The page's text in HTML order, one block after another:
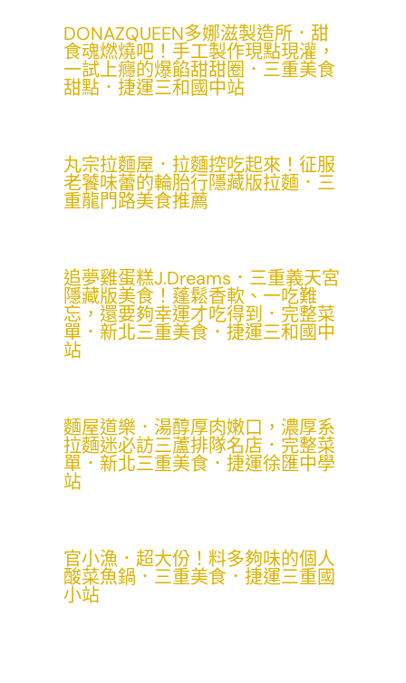
DONAZQUEEN多娜滋製造所．甜
食魂燃燒吧！手工製作現點現灌，
一試上癮的爆餡甜甜圈．三重美食
甜點．捷運三和國中站
丸宗拉麵屋．拉麵控吃起來！征服
老饕味蕾的輪胎行隱藏版拉麵．三
重龍門路美食推薦
追夢雞蛋糕J.Dreams．三重義天宮
隱藏版美食！蓬鬆香軟、一吃難
忘，還要夠幸運才吃得到．完整菜
單．新北三重美食．捷運三和國中
站
麵屋道樂．湯醇厚肉嫩口，濃厚系
拉麵迷必訪三蘆排隊名店．完整菜
單．新北三重美食．捷運徐匯中學
站
官小漁．超大份！料多夠味的個人
酸菜魚鍋．三重美食．捷運三重國
小站